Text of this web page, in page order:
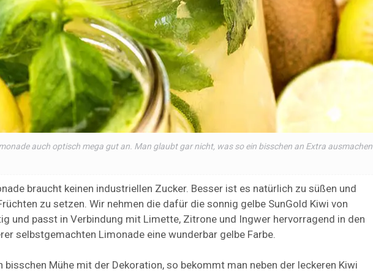
auch optisch mega gut an. Man glaubt gar nicht, was so ein bisschen an Extra ausmachen
braucht keinen industriellen Zucker. Besser ist es natürlich zu süßen und
zu setzen. Wir nehmen die dafür die sonnig gelbe SunGold Kiwi von
und passt in Verbindung mit Limette, Zitrone und Ingwer hervorragend in den
selbstgemachten Limonade eine wunderbar gelbe Farbe.
bisschen Mühe mit der Dekoration, so bekommt man neben der leckeren Kiwi